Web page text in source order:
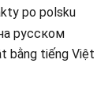
po polsku
русском
tiếng Việt